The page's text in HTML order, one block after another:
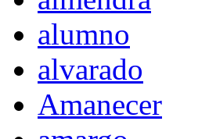
alumno
alvarado
Amanecer